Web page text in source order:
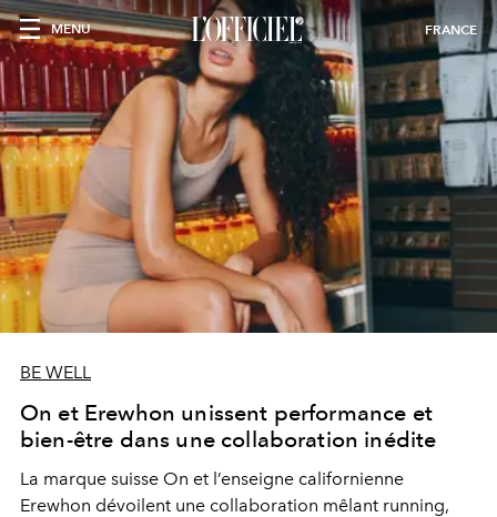
MENU FRANCE
BE WELL
On et Erewhon unissent performance et
bien-être dans une collaboration inédite
La marque suisse On et l’enseigne californienne
Erewhon dévoilent une collaboration mêlant running,